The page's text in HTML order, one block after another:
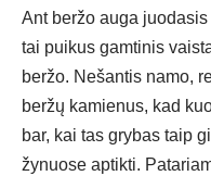
Ant ber­žo au­ga
tai pui­kus gam­ti­nis
ber­žo. Ne­šan­tis na­mo,
ber­žų ka­mie­nus, kad
bar, kai tas gry­bas taip
žy­nuo­se ap­tik­ti.